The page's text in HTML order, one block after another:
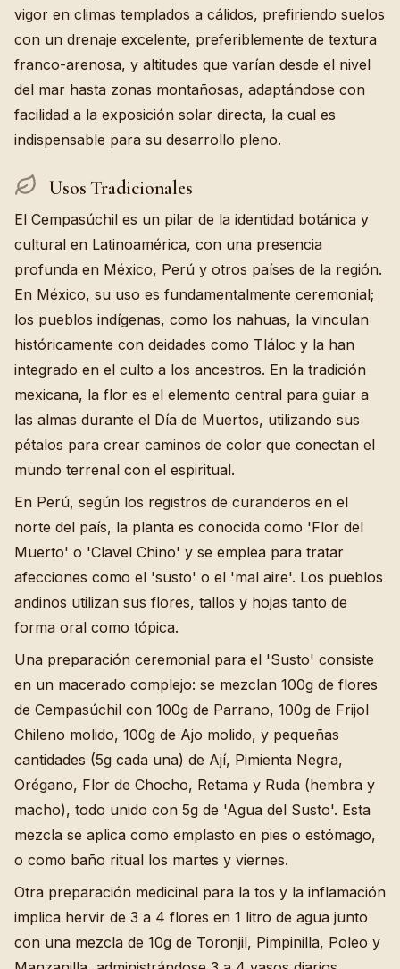
vigor en climas templados a cálidos, prefiriendo suelos
con un drenaje excelente, preferiblemente de textura
franco-arenosa, y altitudes que varían desde el nivel
del mar hasta zonas montañosas, adaptándose con
facilidad a la exposición solar directa, la cual es
indispensable para su desarrollo pleno.
Usos Tradicionales
El Cempasúchil es un pilar de la identidad botánica y
cultural en Latinoamérica, con una presencia
profunda en México, Perú y otros países de la región.
En México, su uso es fundamentalmente ceremonial;
los pueblos indígenas, como los nahuas, la vinculan
históricamente con deidades como Tláloc y la han
integrado en el culto a los ancestros. En la tradición
mexicana, la flor es el elemento central para guiar a
las almas durante el Día de Muertos, utilizando sus
pétalos para crear caminos de color que conectan el
mundo terrenal con el espiritual.
En Perú, según los registros de curanderos en el
norte del país, la planta es conocida como 'Flor del
Muerto' o 'Clavel Chino' y se emplea para tratar
afecciones como el 'susto' o el 'mal aire'. Los pueblos
andinos utilizan sus flores, tallos y hojas tanto de
forma oral como tópica.
Una preparación ceremonial para el 'Susto' consiste
en un macerado complejo: se mezclan 100g de flores
de Cempasúchil con 100g de Parrano, 100g de Frijol
Chileno molido, 100g de Ajo molido, y pequeñas
cantidades (5g cada una) de Ají, Pimienta Negra,
Orégano, Flor de Chocho, Retama y Ruda (hembra y
macho), todo unido con 5g de 'Agua del Susto'. Esta
mezcla se aplica como emplasto en pies o estómago,
o como baño ritual los martes y viernes.
Otra preparación medicinal para la tos y la inflamación
implica hervir de 3 a 4 flores en 1 litro de agua junto
con una mezcla de 10g de Toronjil, Pimpinilla, Poleo y